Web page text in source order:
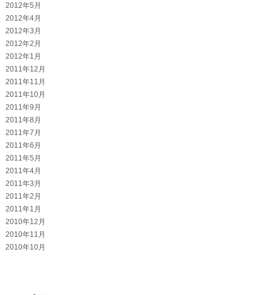
2012年5月
2012年4月
2012年3月
2012年2月
2012年1月
2011年12月
2011年11月
2011年10月
2011年9月
2011年8月
2011年7月
2011年6月
2011年5月
2011年4月
2011年3月
2011年2月
2011年1月
2010年12月
2010年11月
2010年10月